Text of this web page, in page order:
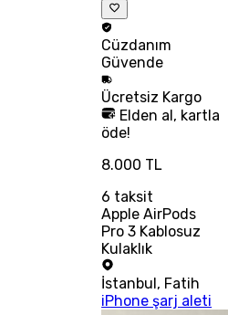
Cüzdanım
Güvende
Ücretsiz Kargo
Elden al, kartla
öde!
8.000 TL
6 taksit
Apple AirPods
Pro 3 Kablosuz
Kulaklık
İstanbul, Fatih
iPhone şarj aleti